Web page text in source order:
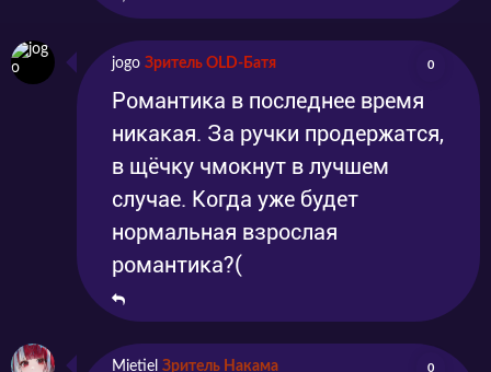
jogo Зритель OLD-Батя 0
Романтика в последнее время
никакая. За ручки продержатся,
в щёчку чмокнут в лучшем
случае. Когда уже будет
нормальная взрослая
романтика?(
Mietiel Зритель Накама
0